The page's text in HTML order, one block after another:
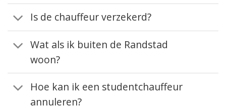
Is de chauffeur verzekerd?
Wat als ik buiten de Randstad
woon?
Hoe kan ik een studentchauffeur
annuleren?